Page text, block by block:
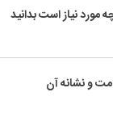
نیاز است بدانید